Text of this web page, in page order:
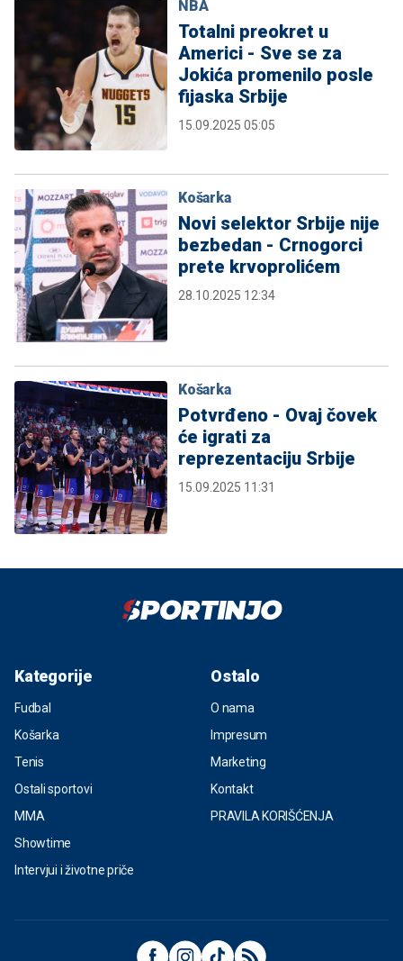
NBA
Totalni preokret u
Americi - Sve se za
Jokića promenilo posle
fijaska Srbije
15.09.2025 05:05
Košarka
Novi selektor Srbije nije
bezbedan - Crnogorci
prete krvoprolićem
28.10.2025 12:34
Košarka
Potvrđeno - Ovaj čovek
će igrati za
reprezentaciju Srbije
15.09.2025 11:31
Kategorije
Fudbal
Košarka
Tenis
Ostali sportovi
MMA
Showtime
Intervjui i životne priče
Ostalo
O nama
Impresum
Marketing
Kontakt
PRAVILA KORIŠĆENJA